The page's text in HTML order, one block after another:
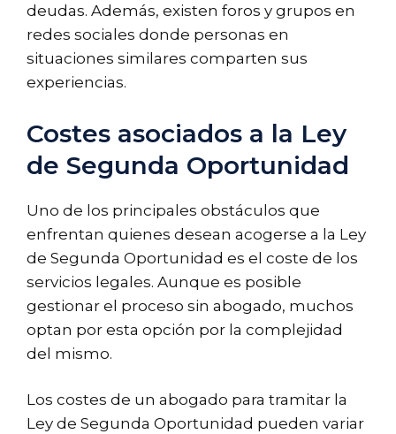
deudas. Además, existen foros y grupos en
redes sociales donde personas en
situaciones similares comparten sus
experiencias.
Costes asociados a la Ley
de Segunda Oportunidad
Uno de los principales obstáculos que
enfrentan quienes desean acogerse a la Ley
de Segunda Oportunidad es el coste de los
servicios legales. Aunque es posible
gestionar el proceso sin abogado, muchos
optan por esta opción por la complejidad
del mismo.
Los costes de un abogado para tramitar la
Ley de Segunda Oportunidad pueden variar